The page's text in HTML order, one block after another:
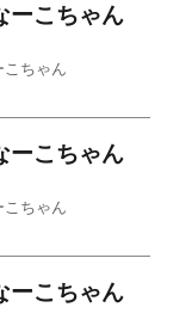
ーこちゃん
こちゃん
ーこちゃん
こちゃん
ーこちゃん